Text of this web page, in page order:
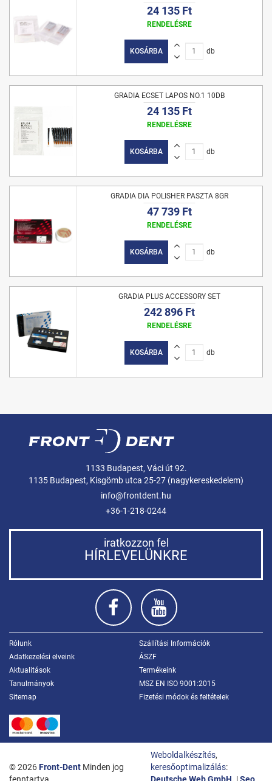
24 135 Ft
RENDELÉSRE
KOSÁRBA db
GRADIA ECSET LAPOS NO.1 10DB
24 135 Ft
RENDELÉSRE
KOSÁRBA db
GRADIA DIA POLISHER PASZTA 8GR
47 739 Ft
RENDELÉSRE
KOSÁRBA db
GRADIA PLUS ACCESSORY SET
242 896 Ft
RENDELÉSRE
KOSÁRBA db
1133 Budapest, Váci út 92.
1135 Budapest, Kisgömb utca 25-27 (nagykereskedelem)
info@frontdent.hu
+36-1-218-0244
iratkozzon fel
HÍRLEVELÜNKRE
Rólunk
Szállítási Információk
Adatkezelési elveink
ÁSZF
Aktualitások
Termékeink
Tanulmányok
MSZ EN ISO 9001:2015
Sitemap
Fizetési módok és feltételek
© 2026Front-Dent Minden jog
fenntartva.
Weboldalkészítés,
keresőoptimalizálás:
Deutsche Web GmbH. |Seo